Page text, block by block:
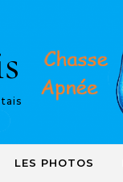
LES PHOTOS